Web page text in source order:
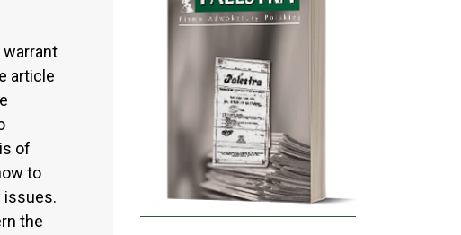
article
of
to
issues.
the